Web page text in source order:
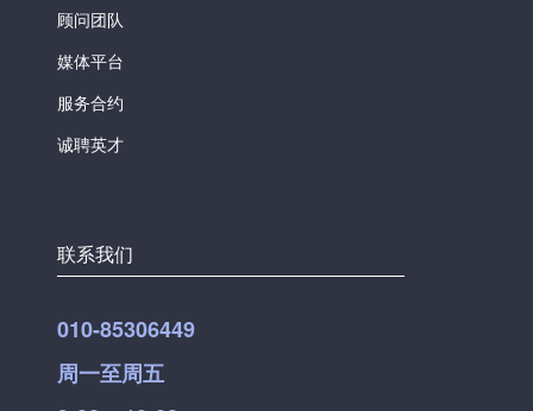
顾问团队
媒体平台
服务合约
诚聘英才
联系我们
010-85306449
周一至周五